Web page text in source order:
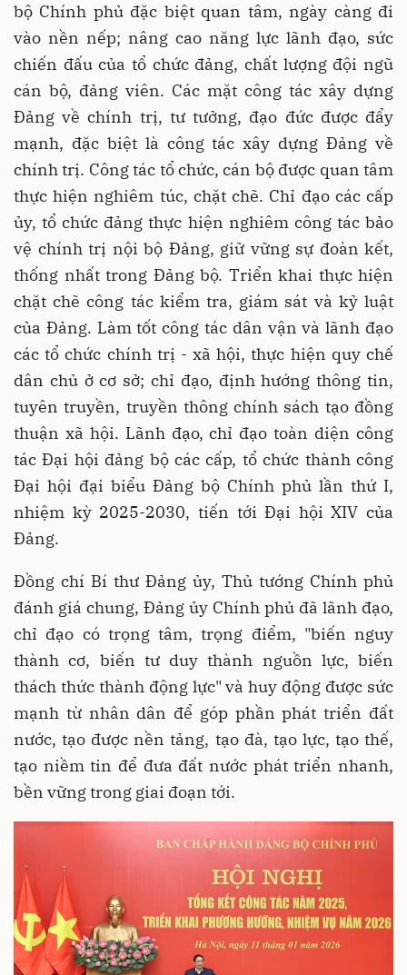
bộ Chính phủ đặc biệt quan tâm, ngày càng đi
vào nền nếp; nâng cao năng lực lãnh đạo, sức
chiến đấu của tổ chức đảng, chất lượng đội ngũ
cán bộ, đảng viên. Các mặt công tác xây dựng
Đảng về chính trị, tư tưởng, đạo đức được đẩy
mạnh, đặc biệt là công tác xây dựng Đảng về
chính trị. Công tác tổ chức, cán bộ được quan tâm
thực hiện nghiêm túc, chặt chẽ. Chỉ đạo các cấp
ủy, tổ chức đảng thực hiện nghiêm công tác bảo
vệ chính trị nội bộ Đảng, giữ vững sự đoàn kết,
thống nhất trong Đảng bộ. Triển khai thực hiện
chặt chẽ công tác kiểm tra, giám sát và kỷ luật
của Đảng. Làm tốt công tác dân vận và lãnh đạo
các tổ chức chính trị - xã hội, thực hiện quy chế
dân chủ ở cơ sở; chỉ đạo, định hướng thông tin,
tuyên truyền, truyền thông chính sách tạo đồng
thuận xã hội. Lãnh đạo, chỉ đạo toàn diện công
tác Đại hội đảng bộ các cấp, tổ chức thành công
Đại hội đại biểu Đảng bộ Chính phủ lần thứ I,
nhiệm kỳ 2025-2030, tiến tới Đại hội XIV của
Đảng.
Đồng chí Bí thư Đảng ủy, Thủ tướng Chính phủ
đánh giá chung, Đảng ủy Chính phủ đã lãnh đạo,
chỉ đạo có trọng tâm, trọng điểm, "biến nguy
thành cơ, biến tư duy thành nguồn lực, biến
thách thức thành động lực" và huy động được sức
mạnh từ nhân dân để góp phần phát triển đất
nước, tạo được nền tảng, tạo đà, tạo lực, tạo thế,
tạo niềm tin để đưa đất nước phát triển nhanh,
bền vững trong giai đoạn tới.